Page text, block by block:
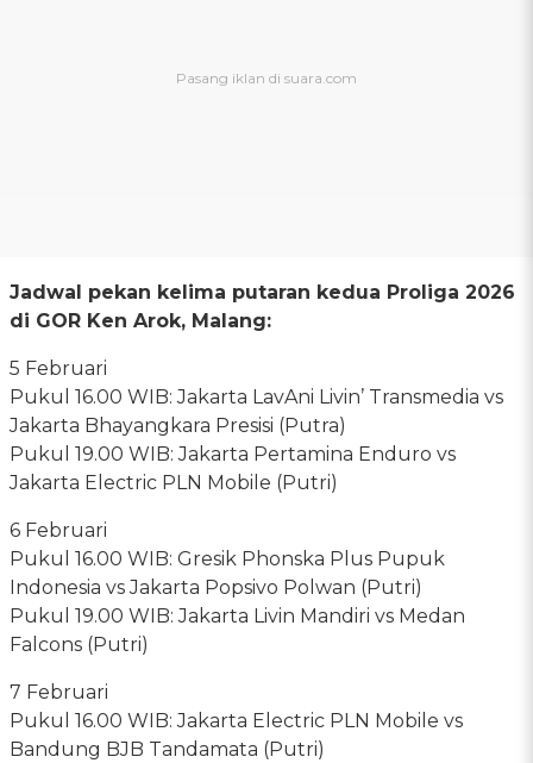
Jadwal pekan kelima putaran kedua Proliga 2026
di GOR Ken Arok, Malang:
5 Februari
Pukul 16.00 WIB: Jakarta LavAni Livin’ Transmedia vs
Jakarta Bhayangkara Presisi (Putra)
Pukul 19.00 WIB: Jakarta Pertamina Enduro vs
Jakarta Electric PLN Mobile (Putri)
6 Februari
Pukul 16.00 WIB: Gresik Phonska Plus Pupuk
Indonesia vs Jakarta Popsivo Polwan (Putri)
Pukul 19.00 WIB: Jakarta Livin Mandiri vs Medan
Falcons (Putri)
7 Februari
Pukul 16.00 WIB: Jakarta Electric PLN Mobile vs
Bandung BJB Tandamata (Putri)